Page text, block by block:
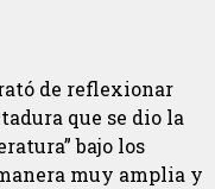
de reflexionar
que se dio la
bajo los
muy amplia y